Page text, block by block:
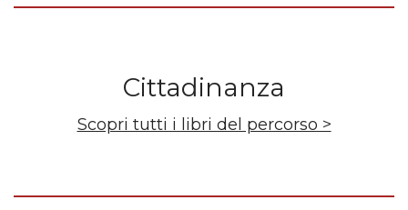
Cittadinanza
Scopri tutti i libri del percorso >